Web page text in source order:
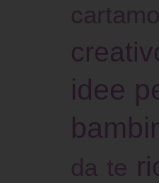
idee
da te